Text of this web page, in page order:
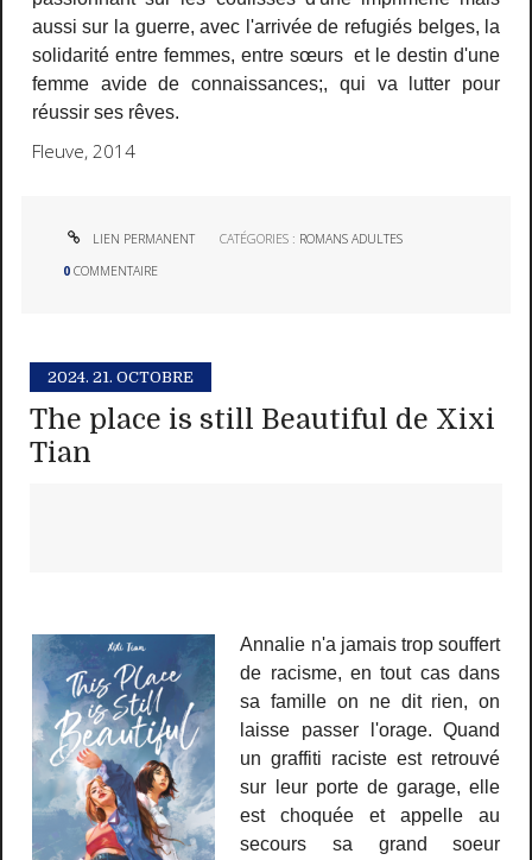
aussi sur la guerre, avec l'arrivée de refugiés belges, la
solidarité entre femmes, entre sœurs et le destin d'une
femme avide de connaissances;, qui va lutter pour
réussir ses rêves.
Fleuve, 2014
LIEN PERMANENT CATÉGORIES : ROMANS ADULTES
0 COMMENTAIRE
2024. 21. OCTOBRE
The place is still Beautiful de Xixi
Tian
Annalie n'a jamais trop souffert
de racisme, en tout cas dans
sa famille on ne dit rien, on
laisse passer l'orage. Quand
un graffiti raciste est retrouvé
sur leur porte de garage, elle
est choquée et appelle au
secours sa grand soeur